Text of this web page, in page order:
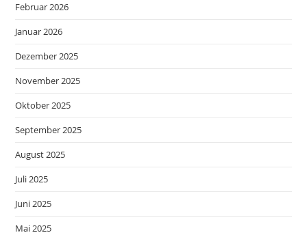
Februar 2026
Januar 2026
Dezember 2025
November 2025
Oktober 2025
September 2025
August 2025
Juli 2025
Juni 2025
Mai 2025